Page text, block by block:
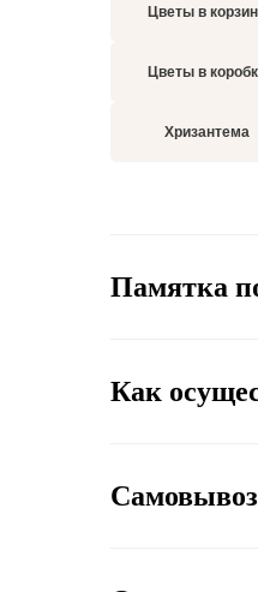
Цветы в
Цветы в
Хризантема
Памятка
Как
Самовывоз